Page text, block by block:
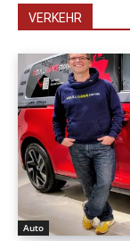
VERKEHR
Auto